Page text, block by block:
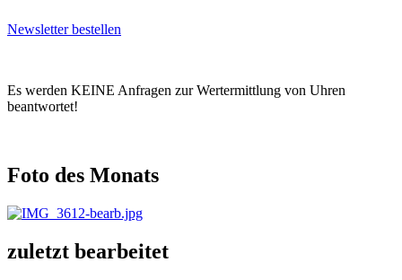
Newsletter bestellen
Es werden KEINE Anfragen zur Wertermittlung von Uhren
beantwortet!
Foto des Monats
zuletzt bearbeitet